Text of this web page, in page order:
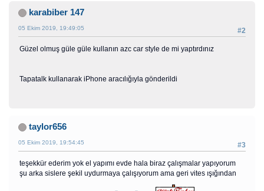
karabiber 147
#2
05 Ekim 2019, 19:49:05
Güzel olmuş güle güle kullanın azc car style de mi yaptırdınız
Tapatalk kullanarak iPhone aracılığıyla gönderildi
taylor656
#3
05 Ekim 2019, 19:54:45
teşekkür ederim yok el yapımı evde hala biraz çalışmalar yapıyorum
şu arka sislere şekil uydurmaya çalışıyorum ama geri vites ışığından